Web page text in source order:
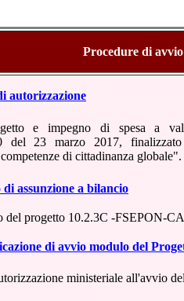
Procedure di avvio
autorizzazione
e impegno di spesa a
del 23 marzo 2017,
di cittadinanza globale".
di assunzione a bilancio
del progetto 10.2.3C -FSEPON-
di avvio modulo del
ministeriale all'avvio